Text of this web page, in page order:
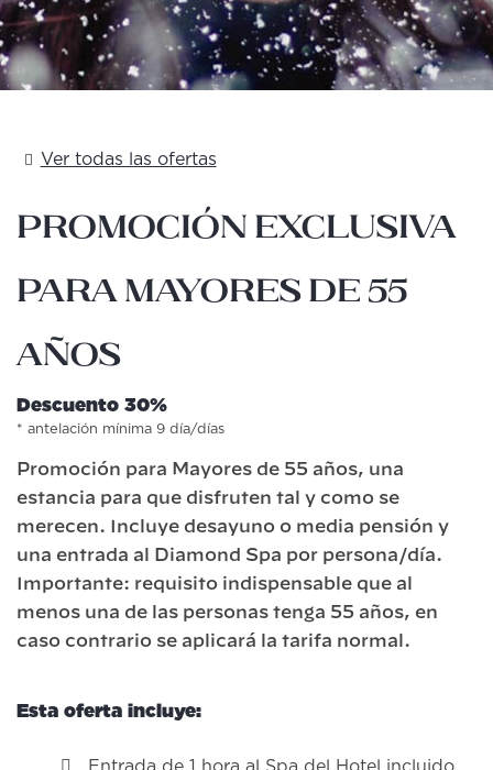
Ver todas las ofertas
Promoción exclusiva
para Mayores de 55
años
Descuento 30%
antelación mínima 9 día/días
Promoción para Mayores de 55 años, una
estancia para que disfruten tal y como se
merecen. Incluye desayuno o media pensión y
una entrada al Diamond Spa por persona/día.
Importante: requisito indispensable que al
menos una de las personas tenga 55 años, en
caso contrario se aplicará la tarifa normal.
Esta oferta incluye: